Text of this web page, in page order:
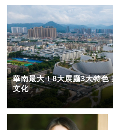
華南最大！8大展廳3大特色
文化